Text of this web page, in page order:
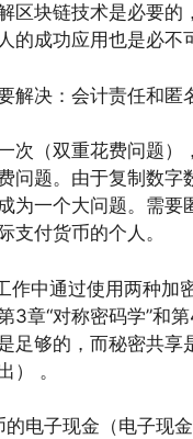
区块链技术是必要
的成功应用也是必不
解决：会计责任和匿
次（双重花费问题
问题。由于复制数
为一个大问题。需
支付货币的个人。
中通过使用两种加
3章“对称密码学”和
足够的，而秘密共
） 。
电子现金（电子现